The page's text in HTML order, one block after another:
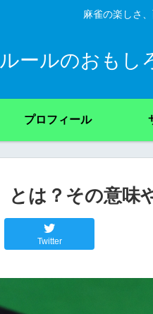
麻雀の楽しさ
ールのおもし
プロフィール
は？その意味
Twitter